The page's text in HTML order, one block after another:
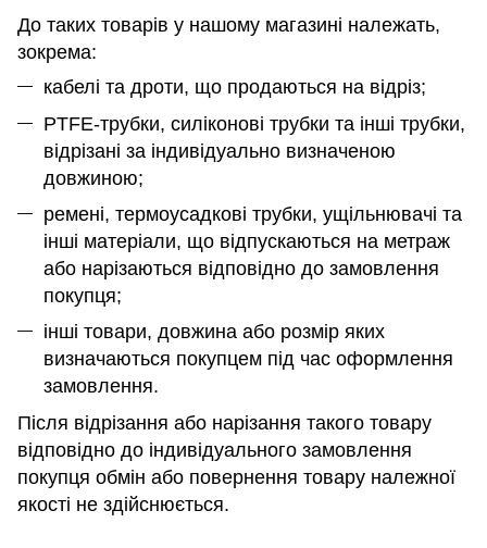
До таких товарів у нашому магазині належать,
зокрема:
кабелі та дроти, що продаються на відріз;
PTFE-трубки, силіконові трубки та інші трубки,
відрізані за індивідуально визначеною
довжиною;
ремені, термоусадкові трубки, ущільнювачі та
інші матеріали, що відпускаються на метраж
або нарізаються відповідно до замовлення
покупця;
інші товари, довжина або розмір яких
визначаються покупцем під час оформлення
замовлення.
Після відрізання або нарізання такого товару
відповідно до індивідуального замовлення
покупця обмін або повернення товару належної
якості не здійснюється.